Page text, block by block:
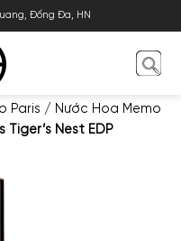
Đống Đa, HN
Paris / Nước Hoa Memo
Tiger’s Nest EDP